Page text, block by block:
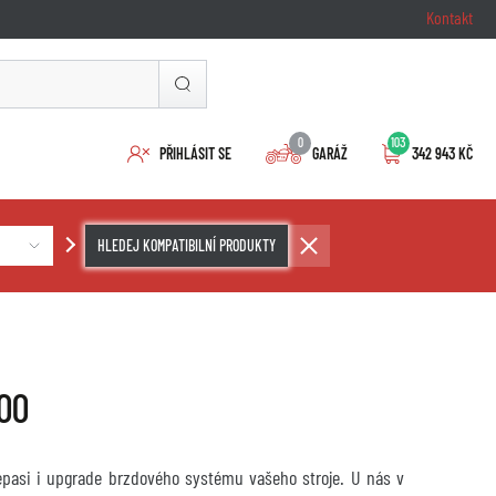
Kontakt
PŘIHLÁSIT SE
0
GARÁŽ
103
342 943 KČ
HLEDEJ KOMPATIBILNÍ PRODUKTY
i upgrade brzdového systému vašeho stroje. U nás v